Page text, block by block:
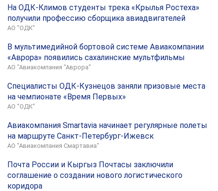
На ОДК-Климов студенты трека «Крылья Ростеха»
получили профессию сборщика авиадвигателей
АО "ОДК"
В мультимедийной бортовой системе Авиакомпании
«Аврора» появились сахалинские мультфильмы
АО "Авиакомпания "Аврора"
Специалисты ОДК-Кузнецов заняли призовые места
на чемпионате «Время Первых»
АО "ОДК"
Авиакомпания Smartavia начинает регулярные полеты
на маршруте Санкт-Петербург-Ижевск
АО "Авиакомпания Смартавиа"
Почта России и Кыргыз Почтасы заключили
соглашение о создании нового логистического
коридора